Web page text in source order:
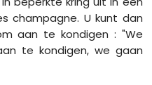
champagne. U kunt dan
aan te kondigen : "We
te kondigen, we gaan